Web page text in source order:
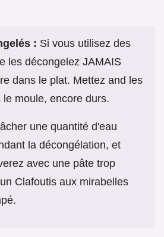
: Si vous utilisez des
les décongelez JAMAIS
dans le plat. Mettez and les
moule, encore durs.
une quantité d'eau
la décongélation, et
avec une pâte trop
Clafoutis aux mirabelles